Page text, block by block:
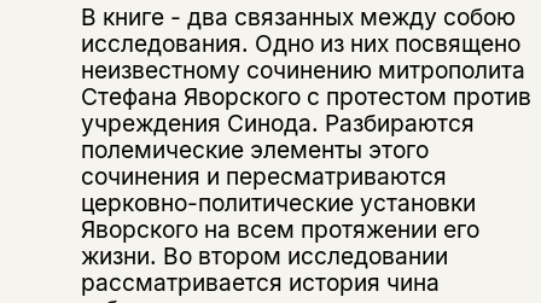
В книге - два связанных между собою
исследования. Одно из них посвящено
неизвестному сочинению митрополита
Стефана Яворского с протестом против
учреждения Синода. Разбираются
полемические элементы этого
сочинения и пересматриваются
церковно-политические установки
Яворского на всем протяжении его
жизни. Во втором исследовании
рассматривается история чина